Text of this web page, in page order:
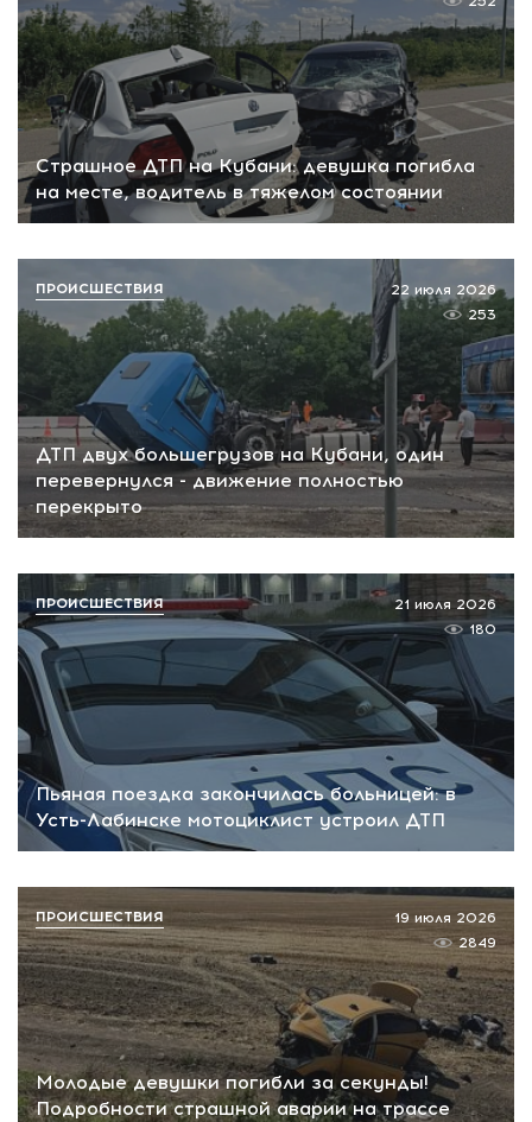
Страшное ДТП на Кубани: девушка погибла
на месте, водитель в тяжелом состоянии
ДТП двух большегрузов на Кубани, один
перевернулся - движение полностью
перекрыто
22 июля 2026
253
ПРОИСШЕСТВИЯ
Пьяная поездка закончилась больницей: в
Усть-Лабинске мотоциклист устроил ДТП
21 июля 2026
180
ПРОИСШЕСТВИЯ
Молодые девушки погибли за секунды!
Подробности страшной аварии на трассе
19 июля 2026
2849
ПРОИСШЕСТВИЯ